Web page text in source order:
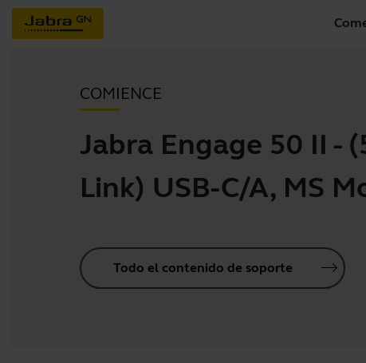
COMIENCE
Jabra Engage 50 II -
Link) USB-C/A, MS
Todo el contenido de soporte